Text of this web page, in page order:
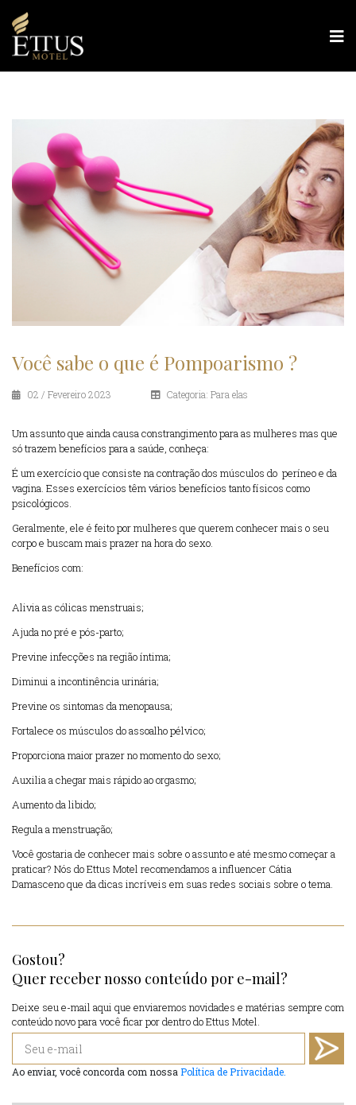
Você sabe o que é Pompoarismo ?
02 / Fevereiro 2023 Categoria: Para elas
Um assunto que ainda causa constrangimento para as mulheres mas que
só trazem benefícios para a saúde, conheça:
É um exercício que consiste na contração dos músculos do períneo e da
vagina. Esses exercícios têm vários benefícios tanto físicos como
psicológicos.
Geralmente, ele é feito por mulheres que querem conhecer mais o seu
corpo e buscam mais prazer na hora do sexo.
Benefícios com:
Alivia as cólicas menstruais;
Ajuda no pré e pós-parto;
Previne infecções na região íntima;
Diminui a incontinência urinária;
Previne os sintomas da menopausa;
Fortalece os músculos do assoalho pélvico;
Proporciona maior prazer no momento do sexo;
Auxilia a chegar mais rápido ao orgasmo;
Aumento da libido;
Regula a menstruação;
Você gostaria de conhecer mais sobre o assunto e até mesmo começar a
praticar? Nós do Ettus Motel recomendamos a influencer Cátia
Damasceno que da dicas incríveis em suas redes sociais sobre o tema.
Gostou?
Quer receber nosso conteúdo por e-mail?
Deixe seu e-mail aqui que enviaremos novidades e matérias sempre com
conteúdo novo para você ficar por dentro do Ettus Motel.
Ao enviar, você concorda com nossaPolítica de Privacidade.